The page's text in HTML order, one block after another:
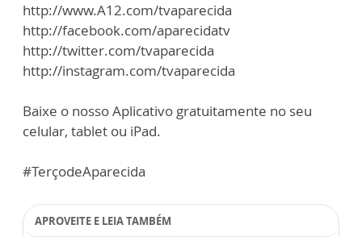
http://www.A12.com/tvaparecida
http://facebook.com/aparecidatv
http://twitter.com/tvaparecida
http://instagram.com/tvaparecida
Baixe o nosso Aplicativo gratuitamente no seu
celular, tablet ou iPad.
#TerçodeAparecida
APROVEITE E LEIA TAMBÉM